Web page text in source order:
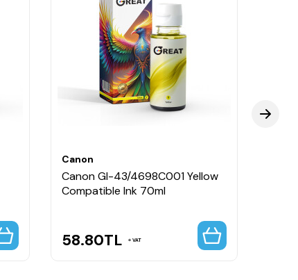
Canon
Canon GI-43/4698C001 Yellow
Compatible Ink 70ml
58.80TL VAT